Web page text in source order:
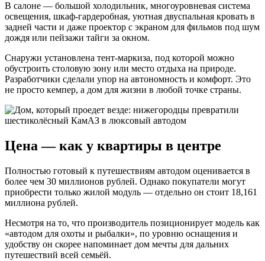
В салоне — большой холодильник, многоуровневая система
освещения, шкаф-гардеробная, уютная двуспальная кровать в
задней части и даже проектор с экраном для фильмов под шум
дождя или пейзажи тайги за окном.
Снаружи установлена тент-маркиза, под которой можно
обустроить столовую зону или место отдыха на природе.
Разработчики сделали упор на автономность и комфорт. Это
не просто кемпер, а дом для жизни в любой точке страны.
Цена — как у квартиры в центре
Полностью готовый к путешествиям автодом оценивается в
более чем 30 миллионов рублей. Однако покупатели могут
приобрести только жилой модуль — отдельно он стоит 18,161
миллиона рублей.
Несмотря на то, что производитель позиционирует модель как
«автодом для охоты и рыбалки», по уровню оснащения и
удобству он скорее напоминает дом мечты для дальних
путешествий всей семьёй.